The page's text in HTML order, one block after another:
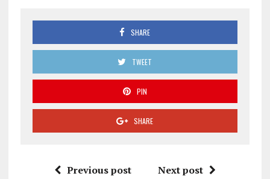
SHARE
TWEET
PIN
SHARE
Previous post Next post